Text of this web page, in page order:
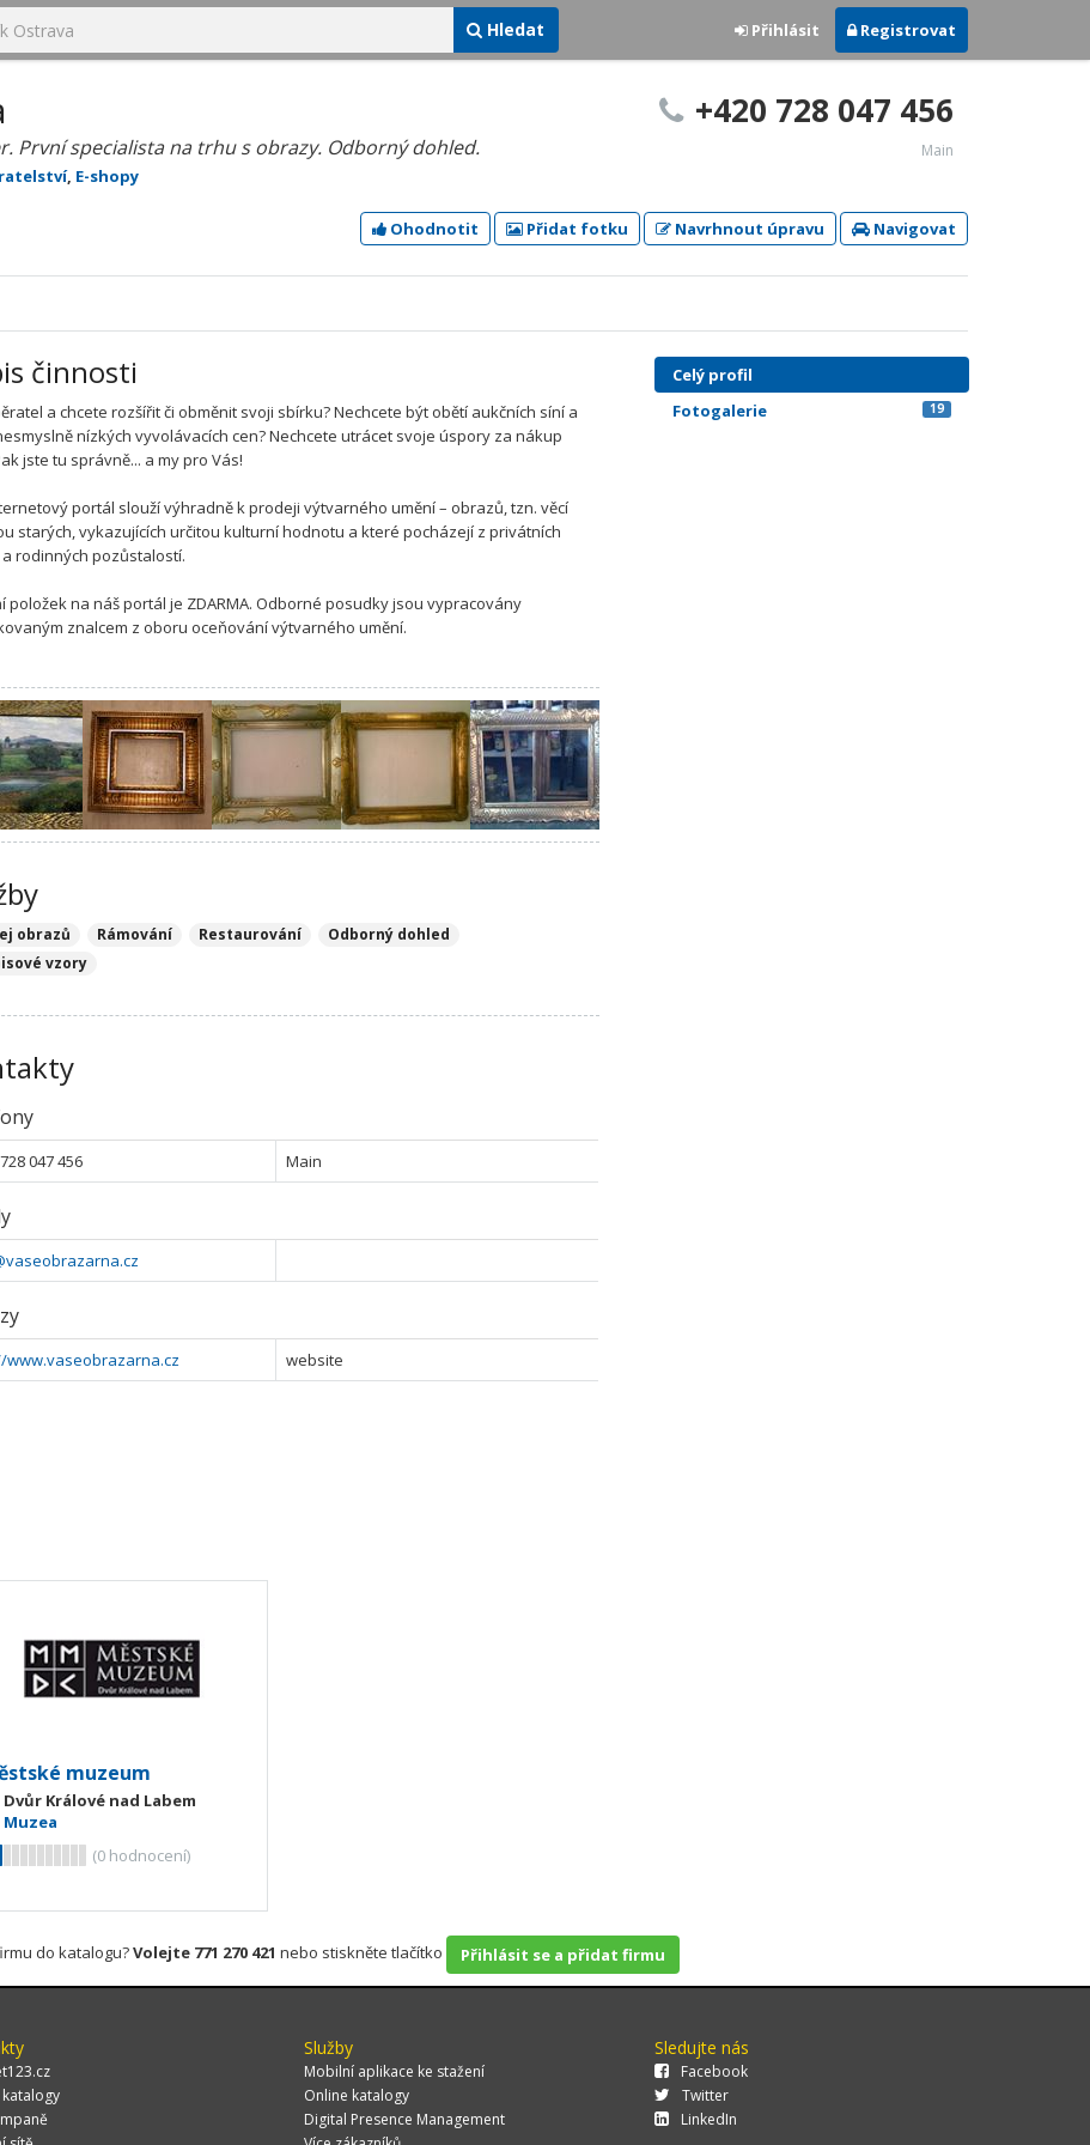
Hledat Přihlásit Registrovat
První specialista na trhu s obrazy. Odborný dohled.
, E-shopy
+420 728 047 456
Main
Ohodnotit Přidat fotku Navrhnout úpravu Navigovat
činnosti
a chcete rozšířit či obměnit svoji sbírku? Nechcete být obětí aukčních síní a
nízkých vyvolávacích cen? Nechcete utrácet svoje úspory za nákup
jste tu správně... a my pro Vás!
portál slouží výhradně k prodeji výtvarného umění – obrazů, tzn. věcí
starých, vykazujících určitou kulturní hodnotu a které pocházejí z privátních
rodinných pozůstalostí.
položek na náš portál je ZDARMA. Odborné posudky jsou vypracovány
znalcem z oboru oceňování výtvarného umění.
obrazů Rámování Restaurování
Odborný dohled
vzory
047 456 Main
www.vaseobrazarna.cz website
Celý profil
Fotogalerie
19
muzeum
Dvůr Králové nad Labem
Muzea
(0hodnocení)
do katalogu?Volejte 771 270 421 nebo stiskněte tlačítko Přihlásit se a přidat firmu
Služby
Mobilní aplikace ke stažení
Online katalogy
Digital Presence Management
Sledujte nás
Facebook
Twitter
LinkedIn